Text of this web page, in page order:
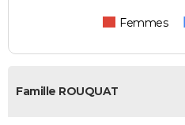
Femmes
Famille ROUQUAT